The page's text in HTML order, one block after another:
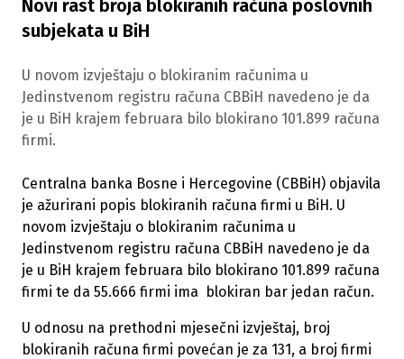
Novi rast broja blokiranih računa poslovnih
subjekata u BiH
U novom izvještaju o blokiranim računima u
Jedinstvenom registru računa CBBiH navedeno je da
je u BiH krajem februara bilo blokirano 101.899 računa
firmi.
Centralna banka Bosne i Hercegovine (CBBiH) objavila
je ažurirani popis blokiranih računa firmi u BiH. U
novom izvještaju o blokiranim računima u
Jedinstvenom registru računa CBBiH navedeno je da
je u BiH krajem februara bilo blokirano 101.899 računa
firmi te da 55.666 firmi ima blokiran bar jedan račun.
U odnosu na prethodni mjesečni izvještaj, broj
blokiranih računa firmi povećan je za 131, a broj firmi